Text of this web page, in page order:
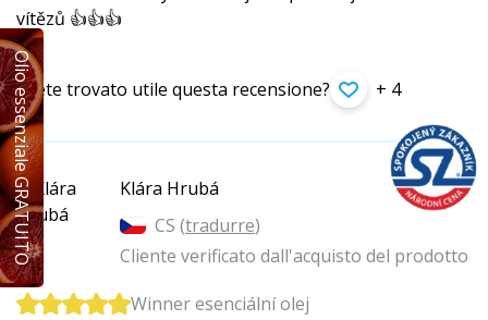
vítězů 👍👍👍
Avete trovato utile questa recensione? + 4
Klára Hrubá
CS (tradurre)
Cliente verificato dall'acquisto del prodotto
Winner esenciální olej
Olio essenziale GRATUITO